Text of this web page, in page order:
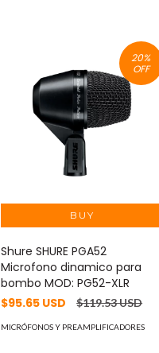
20%
OFF
Shure SHURE PGA52
Microfono dinamico para
bombo MOD: PG52-XLR
$95.65 USD
$119.53 USD
MICRÓFONOS Y PREAMPLIFICADORES